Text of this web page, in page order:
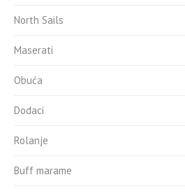
North Sails
Maserati
Obuća
Dodaci
Rolanje
Buff marame